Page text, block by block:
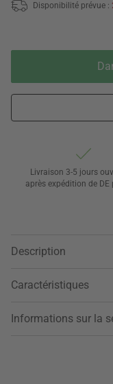
Disponibilité prévue :
Livraison 3-5 jours
après expédition de DE
Description
Caractéristiques
Informations sur la